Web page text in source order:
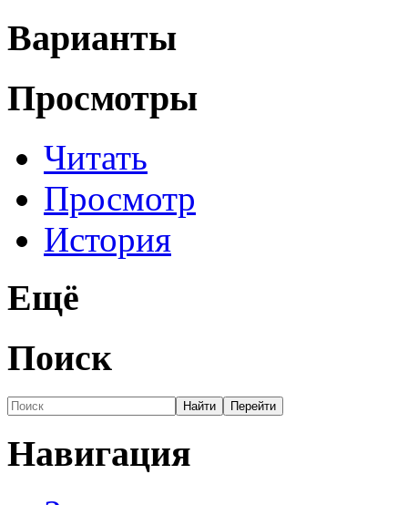
Варианты
Просмотры
Читать
Просмотр
История
Ещё
Поиск
Навигация